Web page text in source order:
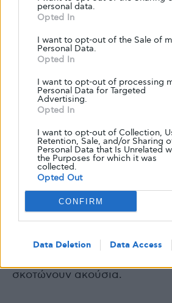
personal data.
Opted In
I want to opt-out of the Sale of
Personal Data.
Opted In
I want to opt-out of processing
Personal Data for Targeted
Advertising.
Opted In
I want to opt-out of Collection,
Retention, Sale, and/or Sharing
Personal Data that Is Unrelated
the Purposes for which it was
collected.
Opted Out
CONFIRM
Data Deletion Data Access
ποντίκια των οποίων τα
κύτταρα αναγεννήθηκαν.
Πολύ νωρίς για
θεραπείες
Η Χιλ τονίζει ότι δεν είναι
Αλλά φαντάζεται μια μέρα
μπορούσαν να δώσουν
για να αντικαταστήσουν τα
σκοτώνουν ακούσια.